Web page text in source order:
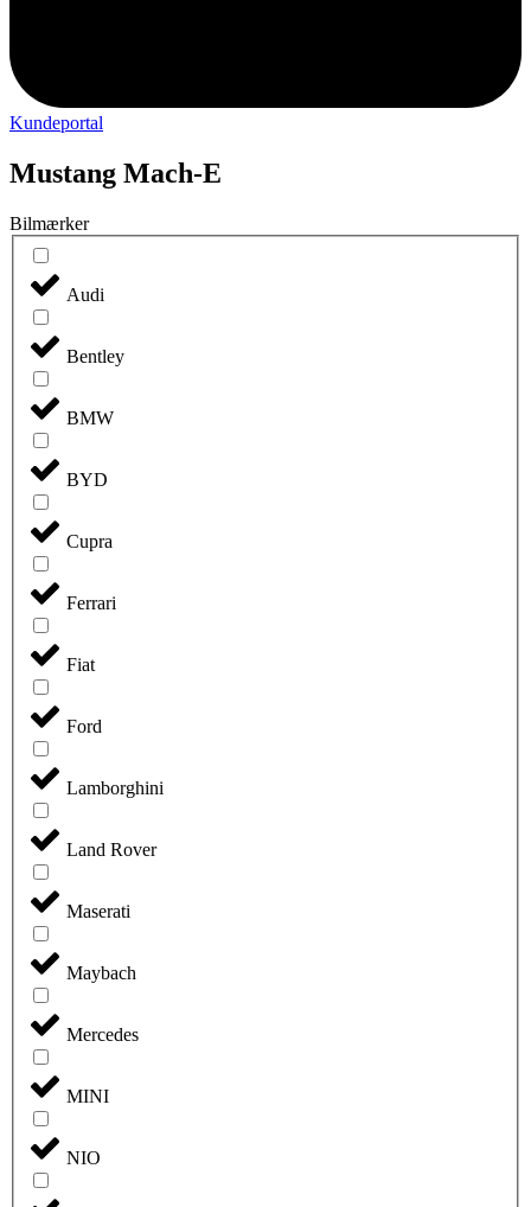
Kundeportal
Mustang Mach-E
Bilmærker
Audi
Bentley
BMW
BYD
Cupra
Ferrari
Fiat
Ford
Lamborghini
Land Rover
Maserati
Maybach
Mercedes
MINI
NIO